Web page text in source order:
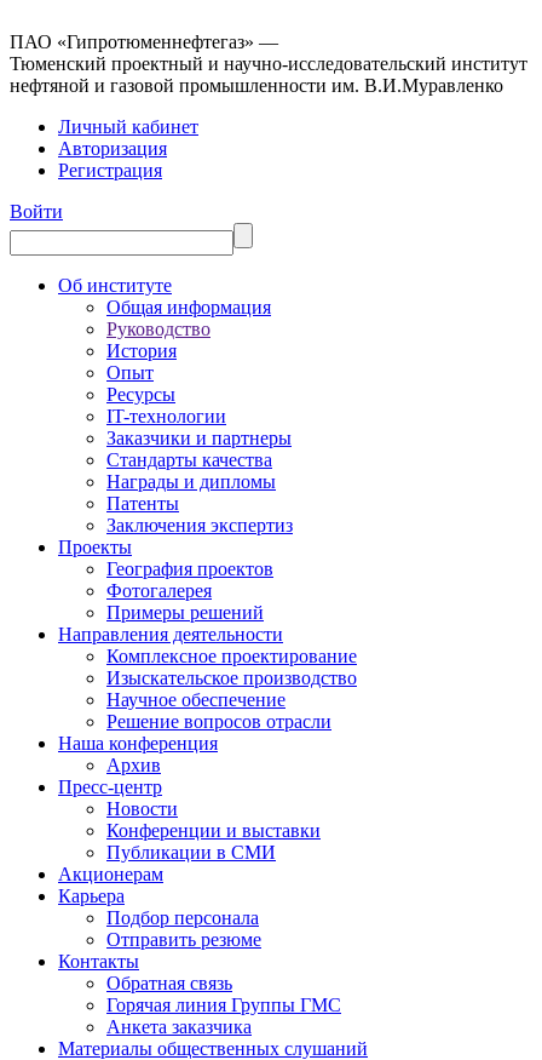
ПАО «Гипротюменнефтегаз» —
Тюменский проектный и научно-исследовательский институт
нефтяной и газовой промышленности им. В.И.Муравленко
Личный кабинет
Авторизация
Регистрация
Войти
Об институте
Общая информация
Руководство
История
Опыт
Ресурсы
IT-технологии
Заказчики и партнеры
Стандарты качества
Награды и дипломы
Патенты
Заключения экспертиз
Проекты
География проектов
Фотогалерея
Примеры решений
Направления деятельности
Комплексное проектирование
Изыскательское производство
Научное обеспечение
Решение вопросов отрасли
Наша конференция
Архив
Пресс-центр
Новости
Конференции и выставки
Публикации в СМИ
Акционерам
Карьера
Подбор персонала
Отправить резюме
Контакты
Обратная связь
Горячая линия Группы ГМС
Анкета заказчика
Материалы общественных слушаний